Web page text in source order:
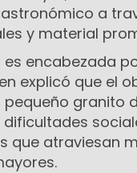
a
y material
es encabezada
explicó que el
pequeño granito
que atraviesan